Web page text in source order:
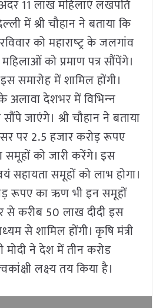
11 लाख महिलाएं लखपति
में श्री चौहान ने बताया कि
रविवार को महाराष्‍ट्र के जलगांव
को प्रमाण पत्र सौंपेंगे।
समारोह में शामिल होंगी।
अलावा देशभर में विभिन्‍न
सौंपे जाएंगे। श्री चौहान ने बताया
पर 2.5 हजार करोड़ रूपए
को जारी करेंगे। इस
सहायता समूहों को लाभ होगा।
रूपए का ऋण भी इन समूहों
से करीब 50 लाख दीदी इस
से शामिल होंगी। कृषि मंत्री
मोदी ने देश में तीन करोड
लक्ष्‍य तय किया है।